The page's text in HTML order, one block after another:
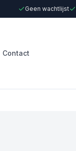
Geen wachtlijst
Contact